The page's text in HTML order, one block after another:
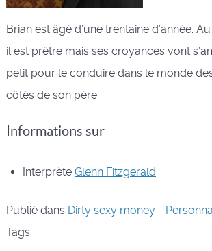
Brian est âgé d’une trentaine d’année.
il est prêtre mais ses croyances vont
petit pour le conduire dans le monde
côtés de son père.
Informations sur
Interprète Glenn Fitzgerald
Publié dans Dirty sexy money -
Tags: